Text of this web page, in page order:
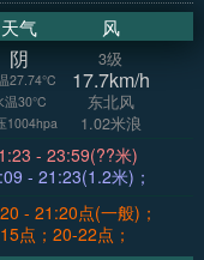
天气 风
阴
27.74°C
温30°C
1004hpa
3级
17.7km/h
东北风
1.02米浪
；21:23 - 23:59(??米)
14:09 - 21:23(1.2米)；
- 21:20点(一般)；
点；20-22点；